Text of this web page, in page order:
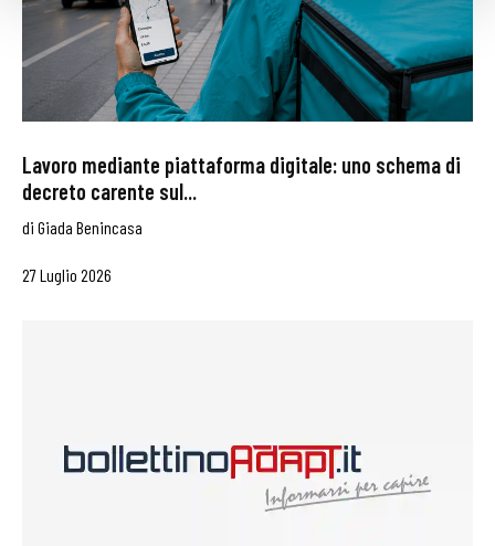
Lavoro mediante piattaforma digitale: uno schema di
decreto carente sul...
di Giada Benincasa
27 Luglio 2026